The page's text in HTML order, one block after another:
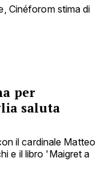
Cinéforom stima di
per
saluta
il cardinale Matteo
e il libro 'Maigret a